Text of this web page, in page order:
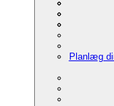
Planlæg